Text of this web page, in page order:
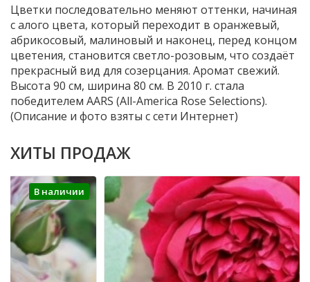
Цветки последовательно меняют оттенки, начиная
с алого цвета, который переходит в оранжевый,
абрикосовый, малиновый и наконец, перед концом
цветения, становится светло-розовым, что создаёт
прекрасный вид для созерцания. Аромат свежий.
Высота 90 см, ширина 80 см. В 2010 г. стала
победителем AARS (All-America Rose Selections).
(Описание и фото взяты с сети Интернет)
ХИТЫ ПРОДАЖ
В наличии